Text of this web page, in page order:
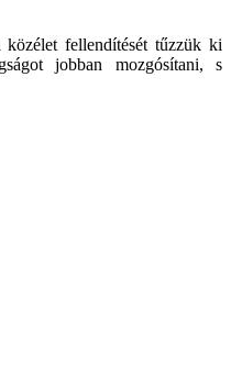
fellendítését tűzzük ki
jobban mozgósítani, s